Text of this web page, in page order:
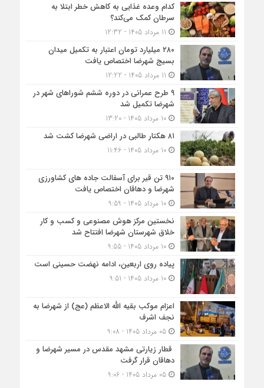
کدام وعده غذایی به کاهش خطر ابتلا به
سرطان کمک می‌کند؟
۲۸۰ میلیارد تومان اعتبار به تکمیل میدان
بسیج شهرضا اختصاص یافت
۹ طرح عمرانی در دوره ششم شوراهای شهر در
شهرضا تکمیل شد
10 مرداد 1405 - 13:20
۸۱ هکتار طالبی در اراضی شهرضا کشت شد
10 مرداد 1405 - 11:46
۹۱۰ تن قیر برای آسفالت جاده های کشاورزی
شهرضا و دهاقان اختصاص یافت
10 مرداد 1405 - 9:59
نخستین مرکز هوش مصنوعی و کسب‌ و کار
خلاق شهرستان شهرضا افتتاح شد
10 مرداد 1405 - 9:55
پیاده روی اربعین، ادامه نهضت حسینی است
10 مرداد 1405 - 9:51
اعزام موکب بقیه الله الاعظم (عج) از شهرضا به
نجف اشرف
05 مرداد 1405 - 9:08
قطار زیارتی مشهد مقدس در مسیر شهرضا و
دهاقان قرار گرفت
05 مرداد 1405 - 9:06